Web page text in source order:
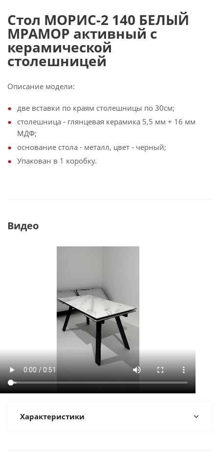
Стол МОРИС-2 140 БЕЛЫЙ
МРАМОР активный с
керамической
столешницей
Описание модели:
две вставки по краям столешницы по 30см;
столешница - глянцевая керамика 5,5 мм + 16 мм
МДФ;
основание стола - металл, цвет - черный;
Упакован в 1 коробку.
Видео
Характеристики